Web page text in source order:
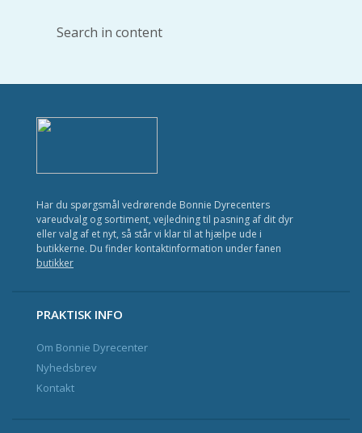
Search in content
Om Bonnie Dyrecenter
Hund
Fugl
Gnavere
Krybdyr
Nyhedsbrev og Kundeklub
Kontakt
Har du spørgsmål vedrørende Bonnie Dyrecenters
vareudvalg og sortiment, vejledning til pasning af dit dyr
eller valg af et nyt, så står vi klar til at hjælpe ude i
butikkerne. Du finder kontaktinformation under fanen
butikker
PRAKTISK INFO
Om Bonnie Dyrecenter
Nyhedsbrev
Kontakt